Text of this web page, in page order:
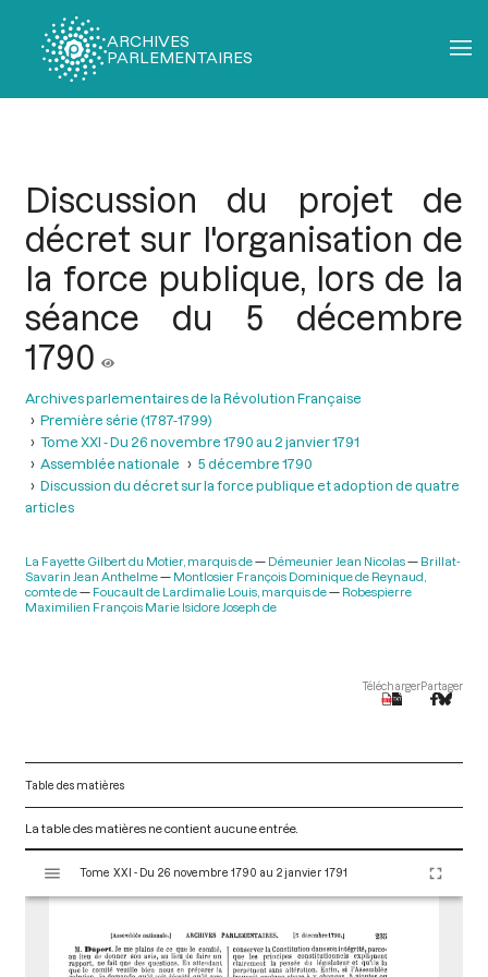
ARCHIVES
PARLEMENTAIRES
Discussion du projet de
décret sur l'organisation de
la force publique, lors de la
séance du 5 décembre
1790
Archives parlementaires de la Révolution Française
Première série (1787-1799)
Tome XXI - Du 26 novembre 1790 au 2 janvier 1791
Assemblée nationale
5 décembre 1790
Discussion du décret sur la force publique et adoption de quatre
articles
La Fayette Gilbert du Motier, marquis de Démeunier Jean Nicolas
Brillat-
Savarin Jean Anthelme
Montlosier François Dominique de Reynaud,
comte de
Foucault de Lardimalie Louis, marquis de
Robespierre
Maximilien François Marie Isidore Joseph de
TéléchargerPartager
Table des matières
La table des matières ne contient aucune entrée.
s
Tome XXI - Du 26 novembre 1790 au 2 janvier 1791